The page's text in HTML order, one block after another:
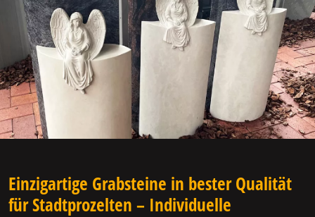
Einzigartige Grabsteine in bester Qualität
für Stadtprozelten – Individuelle